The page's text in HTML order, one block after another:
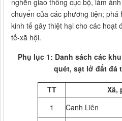
chuyển của các phương tiện;
kinh tế gây thiệt hại cho các hoạt
tế-xã hội.
Phụ lục 1: Danh sách các
quét, sạt lở đất đá
TT
Xã,
1
Canh Liên